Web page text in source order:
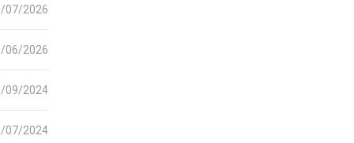
07/2026
06/2026
09/2024
07/2024